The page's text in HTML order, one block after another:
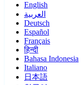
English
العربية
Deutsch
Español
Français
हिन्दी
Bahasa Indonesia
Italiano
日本語